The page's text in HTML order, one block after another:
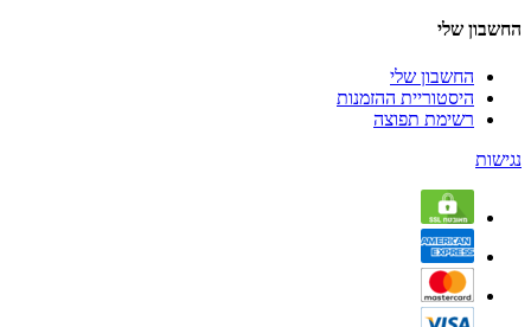
החשבון שלי
החשבון שלי
היסטוריית ההזמנות
רשימת תפוצה
נגישות